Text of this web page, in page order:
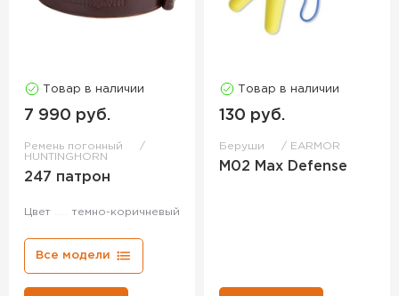
Товар в наличии
7 990 руб.
Ремень погонный
HUNTINGHORN
247 патрон
Цвет темно-коричневый
Все модели
Товар в наличии
130 руб.
Беруши EARMOR
M02 Max Defense